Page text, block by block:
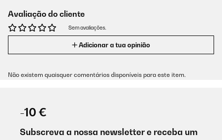
Avaliação do cliente
Sem avaliações.
Adicionar a tua opinião
Não existem quaisquer comentários disponíveis para este item.
-10 €
Subscreva a nossa newsletter e receba um